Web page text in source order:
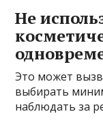
Не
Это может
выбирать
наблюдать за